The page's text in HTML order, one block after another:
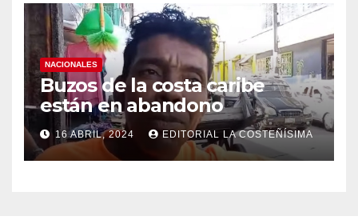
NACIONALES
Buzos de la costa caribe
están en abandono
16 ABRIL, 2024 EDITORIAL LA COSTEÑÍSIMA